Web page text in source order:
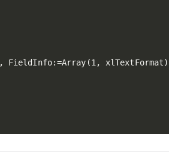
FieldInfo:=Array(1, xlTextFormat)